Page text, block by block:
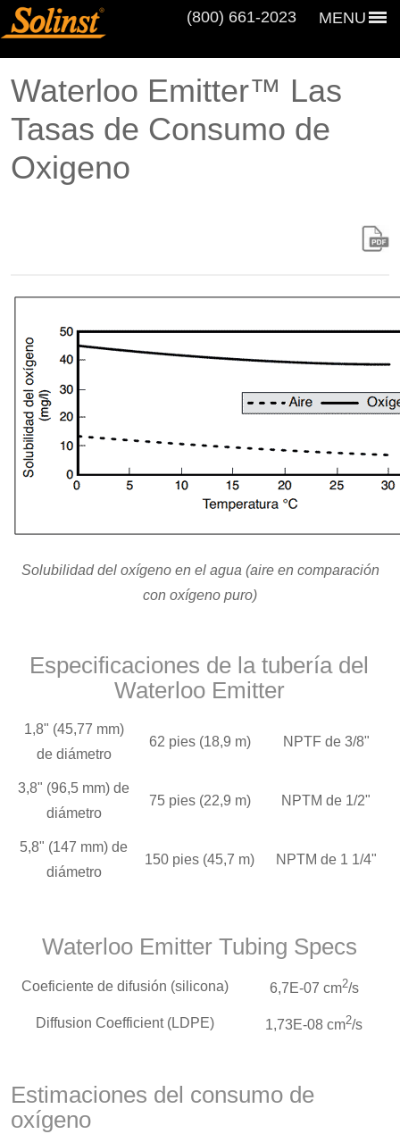
MENU
(800) 661‑2023
Waterloo Emitter™ Las
Tasas de Consumo de
Oxigeno
Solubilidad del oxígeno en el agua (aire en comparación
con oxígeno puro)
Especificaciones de la tubería del
Waterloo Emitter
1,8" (45,77 mm)
de diámetro
62 pies (18,9 m) NPTF de 3/8"
3,8" (96,5 mm) de
diámetro
75 pies (22,9 m) NPTM de 1/2"
5,8" (147 mm) de
diámetro
150 pies (45,7 m) NPTM de 1 1/4"
Waterloo Emitter Tubing Specs
Coeficiente de difusión (silicona) 6,7E-07 cm2/s
Diffusion Coefficient (LDPE) 1,73E-08 cm2/s
Estimaciones del consumo de
oxígeno